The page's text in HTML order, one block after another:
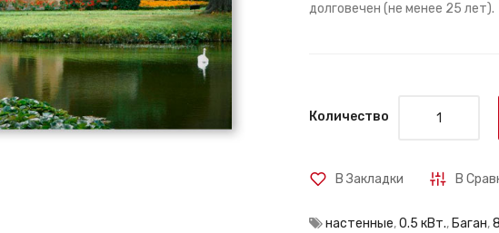
долговечен (не менее 25 лет).
Количество
В Закладки В
настенные,0.5 кВт., Баган,